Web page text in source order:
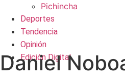
Pichincha
Deportes
Tendencia
Opinión
Edición Digital
Daniel